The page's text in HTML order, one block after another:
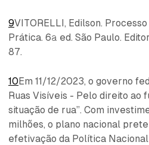
9VITORELLI, Edilson.
Prática. 6ª ed. São Paulo.
87.
10Em 11/12/2023, o governo
Ruas Visíveis - Pelo direito ao
situação de rua”. Com
milhões, o plano nacional
efetivação da Política